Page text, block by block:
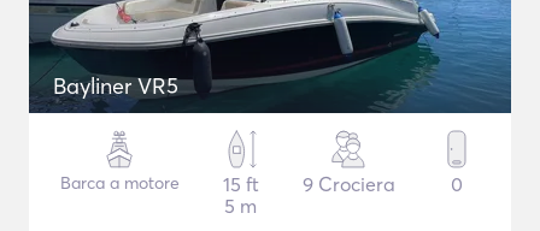
Bayliner VR5
Barca a motore
15 ft
5 m
9 Crociera 0